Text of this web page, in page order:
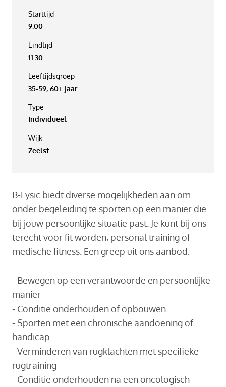
Starttijd
9.00
Eindtijd
11.30
Leeftijdsgroep
35-59, 60+ jaar
Type
Individueel
Wijk
Zeelst
B-Fysic biedt diverse mogelijkheden aan om
onder begeleiding te sporten op een manier die
bij jouw persoonlijke situatie past. Je kunt bij ons
terecht voor fit worden, personal training of
medische fitness. Een greep uit ons aanbod:
- Bewegen op een verantwoorde en persoonlijke
manier
- Conditie onderhouden of opbouwen
- Sporten met een chronische aandoening of
handicap
- Verminderen van rugklachten met specifieke
rugtraining
- Conditie onderhouden na een oncologisch